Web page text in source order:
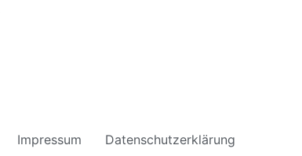
Impressum Datenschutzerklärung